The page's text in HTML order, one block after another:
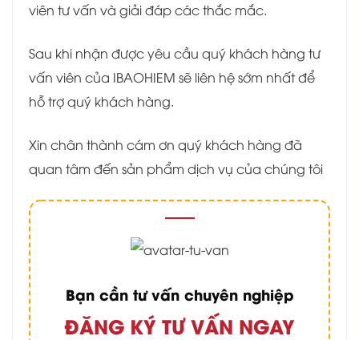
viên tư vấn và giải đáp các thắc mắc.
Sau khi nhận được yêu cầu quý khách hàng tư
vấn viên của IBAOHIEM sẽ liên hệ sớm nhất để
hỗ trợ quý khách hàng.
Xin chân thành cám ơn quý khách hàng đã
quan tâm đến sản phẩm dịch vụ của chúng tôi
Bạn cần tư vấn chuyên nghiệp
ĐĂNG KÝ TƯ VẤN NGAY